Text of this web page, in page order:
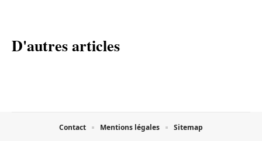
D'autres articles
Contact Mentions légales Sitemap